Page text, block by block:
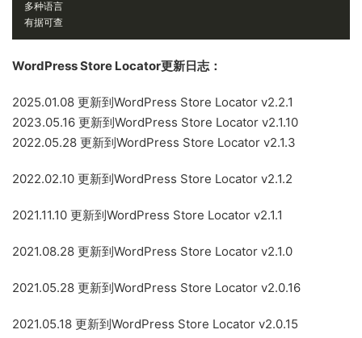
多种语言
有据可查
WordPress Store Locator更新日志：
2025.01.08 更新到WordPress Store Locator v2.2.1
2023.05.16 更新到WordPress Store Locator v2.1.10
2022.05.28 更新到WordPress Store Locator v2.1.3
2022.02.10 更新到WordPress Store Locator v2.1.2
2021.11.10 更新到WordPress Store Locator v2.1.1
2021.08.28 更新到WordPress Store Locator v2.1.0
2021.05.28 更新到WordPress Store Locator v2.0.16
2021.05.18 更新到WordPress Store Locator v2.0.15